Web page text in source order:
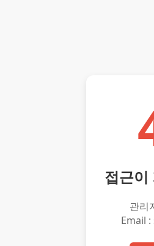
접근이
관리
Email